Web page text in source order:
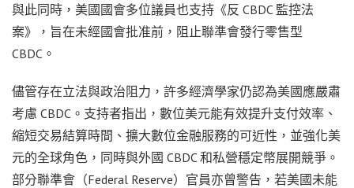
與此同時，美國國會多位議員也支持《反 CBDC 監控法
案》，旨在未經國會批准前，阻止聯準會發行零售型
CBDC。
儘管存在立法與政治阻力，許多經濟學家仍認為美國應嚴肅
考慮 CBDC。支持者指出，數位美元能有效提升支付效率、
縮短交易結算時間、擴大數位金融服務的可近性，並強化美
元的全球角色，同時與外國 CBDC 和私營穩定幣展開競爭。
部分聯準會（Federal Reserve）官員亦曾警告，若美國未能